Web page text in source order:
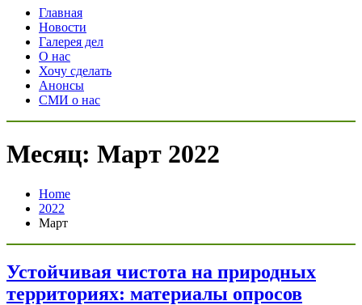
Главная
Новости
Галерея дел
О нас
Хочу сделать
Анонсы
СМИ о нас
Месяц: Март 2022
Home
2022
Март
Устойчивая чистота на природных
территориях: материалы опросов